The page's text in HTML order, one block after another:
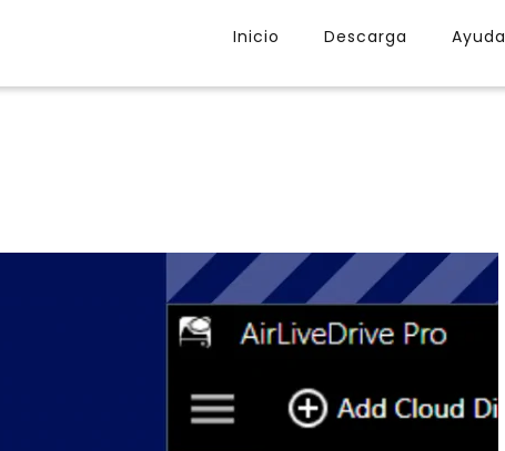
Inicio Descarga Ayuda